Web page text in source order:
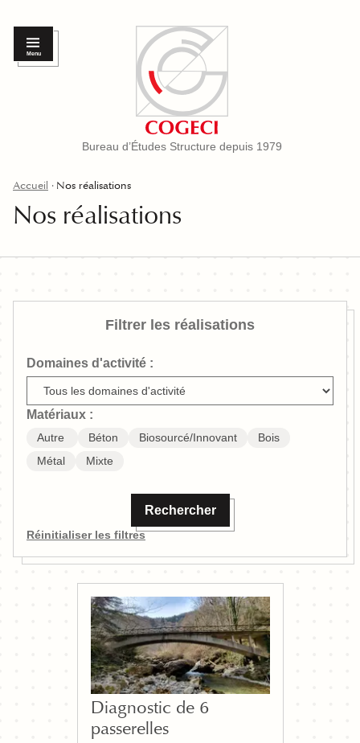
Menu
Bureau d’Études Structure depuis 1979
Accueil Nos réalisations
Nos réalisations
Filtrer les réalisations
Domaines d'activité :
Matériaux :
Autre Béton Biosourcé/Innovant
Bois
Métal
Mixte
Rechercher
Réinitialiser les filtres
Diagnostic de 6
passerelles